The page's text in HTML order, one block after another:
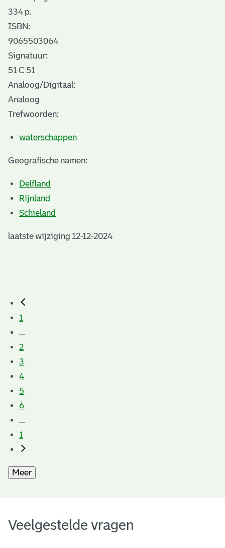
334 p.
ISBN:
9065503064
Signatuur:
51 C 51
Analoog/Digitaal:
Analoog
Trefwoorden:
waterschappen
Geografische namen:
Delfland
Rijnland
Schieland
laatste wijziging 12-12-2024
1
...
2
3
4
5
6
...
1
Meer
Veelgestelde vragen